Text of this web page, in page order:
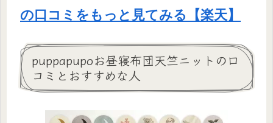
の口コミをもっと見てみる【楽天】
puppapupoお昼寝布団天竺ニットの口
コミとおすすめな人